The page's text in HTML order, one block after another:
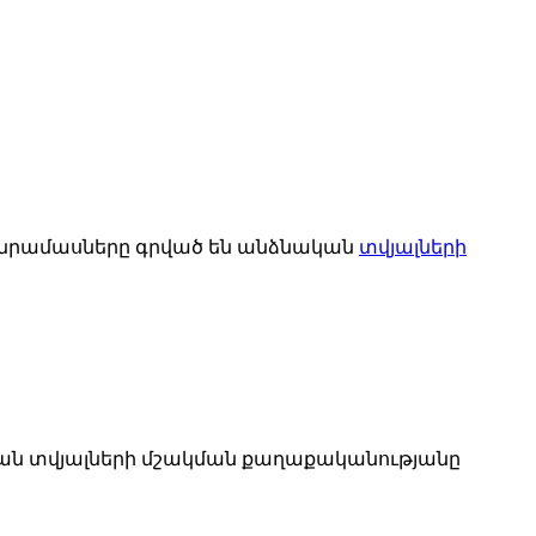
գրված են անձնական տվյալների
տվյալների մշակման քաղաքականությանը